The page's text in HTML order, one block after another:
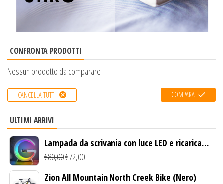
CONFRONTA PRODOTTI
Nessun prodotto da comparare
CANCELLA TUTTI COMPARA
ULTIMI ARRIVI
Lampada da scrivania con luce LED e ricarica
wireless
€80,00€72,00
Zion All Mountain North Creek Bike (Nero)